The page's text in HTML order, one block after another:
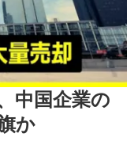
中国企業の
か